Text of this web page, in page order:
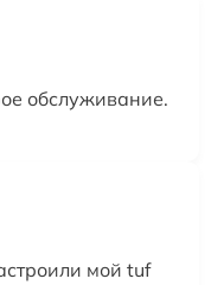
обслуживание.
мой tuf